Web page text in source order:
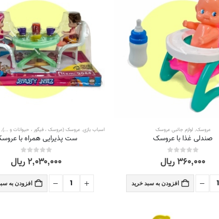
عروسک, لوازم جانبی عروسک
صندلی غذا با عروسک
۳۶۰,۰۰۰ ریال
افزودن به سبد خرید
اسباب بازی, عروسک (عروسک ، فیگور ، حیوانات و ...),
ست پذیرایی همراه با
۲,۰۳۰,۰۰۰ ریال
افزودن به